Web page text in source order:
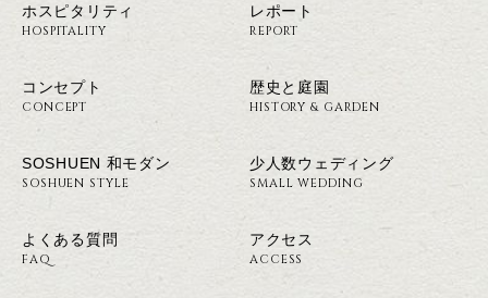
ホスピタリティ
HOSPITALITY
レポート
REPORT
コンセプト
CONCEPT
歴史と庭園
HISTORY & GARDEN
SOSHUEN 和モダン
SOSHUEN STYLE
少人数ウェディング
SMALL WEDDING
よくある質問
FAQ
アクセス
ACCESS